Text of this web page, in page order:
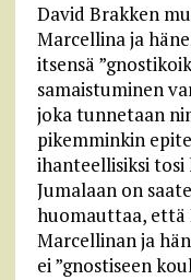
David Brakken
Marcellina ja
itsensä
samaistuminen
joka tunnetaan
pikemminkin
ihanteellisiksi
Jumalaan on
huomauttaa, että
Marcellinan ja
ei ”gnostiseen